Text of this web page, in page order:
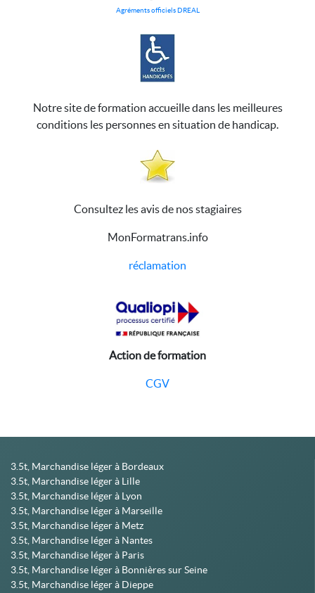
Agréments officiels DREAL
Notre site de formation accueille dans les meilleures
conditions les personnes en situation de handicap.
Consultez les avis de nos stagiaires
MonFormatrans.info
réclamation
Action de formation
CGV
3.5t, Marchandise léger à Bordeaux
3.5t, Marchandise léger à Lille
3.5t, Marchandise léger à Lyon
3.5t, Marchandise léger à Marseille
3.5t, Marchandise léger à Metz
3.5t, Marchandise léger à Nantes
3.5t, Marchandise léger à Paris
3.5t, Marchandise léger à Bonnières sur Seine
3.5t, Marchandise léger à Dieppe